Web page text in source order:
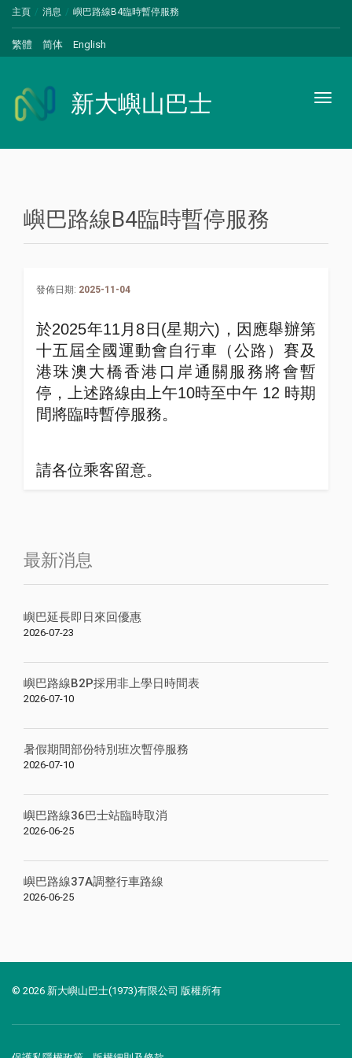
主頁 消息 嶼巴路線B4臨時暫停服務
繁體 简体 English
新大嶼山巴士
嶼巴路線B4臨時暫停服務
發佈日期: 2025-11-04
於2025年11 月 8 日 (星期六) ，因應舉辦第
十五屆全國運動會自行車（公路）賽及
港珠澳大橋香港口岸通關服務將會暫
停，上述路線由上午10時至中午 12 時期
間將臨時暫停服務。
請各位乘客留意。
最新消息
嶼巴延長即日來回優惠
2026-07-23
嶼巴路線B2P採用非上學日時間表
2026-07-10
暑假期間部份特別班次暫停服務
2026-07-10
嶼巴路線36巴士站臨時取消
2026-06-25
嶼巴路線37A調整行車路線
2026-06-25
© 2026 新大嶼山巴士(1973)有限公司 版權所有